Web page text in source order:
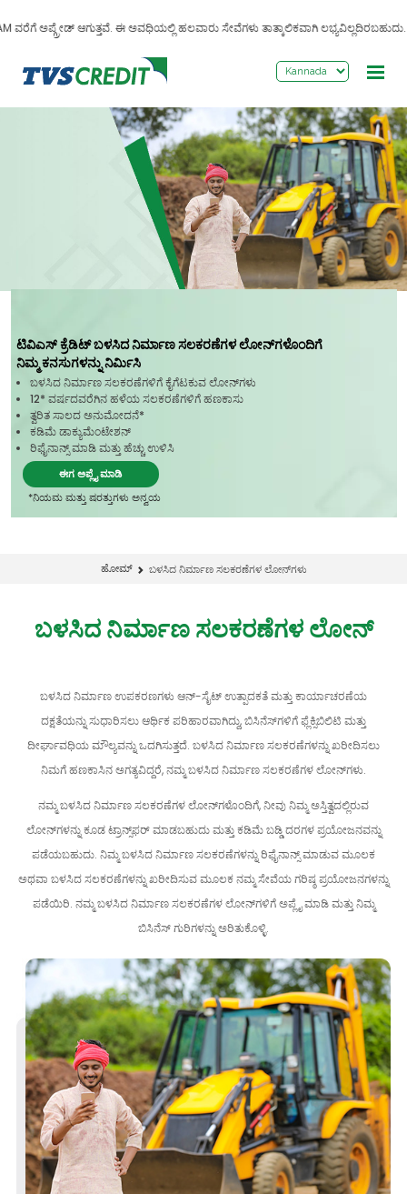
ಅಪ್ಗ್ರೇಡ್ ಆಗುತ್ತವೆ. ಈ ಅವಧಿಯಲ್ಲಿ ಹಲವಾರು ಸೇವೆಗಳು ತಾತ್ಕಾಲಿಕವಾಗಿ ಲಭ್ಯವಿಲ್ಲದಿರಬಹುದು.
ಟಿವಿಎಸ್ ಕ್ರೆಡಿಟ್ ಬಳಸಿದ ನಿರ್ಮಾಣ ಸಲಕರಣೆಗಳ ಲೋನ್‌ಗಳೊಂದಿಗೆ
ನಿಮ್ಮ ಕನಸುಗಳನ್ನು ನಿರ್ಮಿಸಿ
ಬಳಸಿದ ನಿರ್ಮಾಣ ಸಲಕರಣೆಗಳಿಗೆ ಕೈಗೆಟಕುವ ಲೋನ್‌ಗಳು
12* ವರ್ಷದವರೆಗಿನ ಹಳೆಯ ಸಲಕರಣೆಗಳಿಗೆ ಹಣಕಾಸು
ತ್ವರಿತ ಸಾಲದ ಅನುಮೋದನೆ*
ಕಡಿಮೆ ಡಾಕ್ಯುಮೆಂಟೇಶನ್
ರಿಫೈನಾನ್ಸ್ ಮಾಡಿ ಮತ್ತು ಹೆಚ್ಚು ಉಳಿಸಿ
ಈಗ ಅಪ್ಲೈ ಮಾಡಿ
*ನಿಯಮ ಮತ್ತು ಷರತ್ತುಗಳು ಅನ್ವಯ
ಹೋಮ್ ಬಳಸಿದ ನಿರ್ಮಾಣ ಸಲಕರಣೆಗಳ ಲೋನ್‌ಗಳು
ಬಳಸಿದ ನಿರ್ಮಾಣ ಸಲಕರಣೆಗಳ ಲೋನ್
ಬಳಸಿದ ನಿರ್ಮಾಣ ಉಪಕರಣಗಳು ಆನ್-ಸೈಟ್ ಉತ್ಪಾದಕತೆ ಮತ್ತು ಕಾರ್ಯಾಚರಣೆಯ
ದಕ್ಷತೆಯನ್ನು ಸುಧಾರಿಸಲು ಆರ್ಥಿಕ ಪರಿಹಾರವಾಗಿದ್ದು, ಬಿಸಿನೆಸ್‌ಗಳಿಗೆ ಫ್ಲೆಕ್ಸಿಬಿಲಿಟಿ ಮತ್ತು
ದೀರ್ಘಾವಧಿಯ ಮೌಲ್ಯವನ್ನು ಒದಗಿಸುತ್ತದೆ. ಬಳಸಿದ ನಿರ್ಮಾಣ ಸಲಕರಣೆಗಳನ್ನು ಖರೀದಿಸಲು
ನಿಮಗೆ ಹಣಕಾಸಿನ ಅಗತ್ಯವಿದ್ದರೆ, ನಮ್ಮ ಬಳಸಿದ ನಿರ್ಮಾಣ ಸಲಕರಣೆಗಳ ಲೋನ್‌ಗಳು.
ನಮ್ಮ ಬಳಸಿದ ನಿರ್ಮಾಣ ಸಲಕರಣೆಗಳ ಲೋನ್‌ಗಳೊಂದಿಗೆ, ನೀವು ನಿಮ್ಮ ಅಸ್ತಿತ್ವದಲ್ಲಿರುವ
ಲೋನ್‌ಗಳನ್ನು ಕೂಡ ಟ್ರಾನ್ಸ್‌ಫರ್ ಮಾಡಬಹುದು ಮತ್ತು ಕಡಿಮೆ ಬಡ್ಡಿ ದರಗಳ ಪ್ರಯೋಜನವನ್ನು
ಪಡೆಯಬಹುದು. ನಿಮ್ಮ ಬಳಸಿದ ನಿರ್ಮಾಣ ಸಲಕರಣೆಗಳನ್ನು ರಿಫೈನಾನ್ಸ್ ಮಾಡುವ ಮೂಲಕ
ಅಥವಾ ಬಳಸಿದ ಸಲಕರಣೆಗಳನ್ನು ಖರೀದಿಸುವ ಮೂಲಕ ನಮ್ಮ ಸೇವೆಯ ಗರಿಷ್ಠ ಪ್ರಯೋಜನಗಳನ್ನು
ಪಡೆಯಿರಿ. ನಮ್ಮ ಬಳಸಿದ ನಿರ್ಮಾಣ ಸಲಕರಣೆಗಳ ಲೋನ್‌ಗಳಿಗೆ ಅಪ್ಲೈ ಮಾಡಿ ಮತ್ತು ನಿಮ್ಮ
ಬಿಸಿನೆಸ್ ಗುರಿಗಳನ್ನು ಅರಿತುಕೊಳ್ಳಿ.